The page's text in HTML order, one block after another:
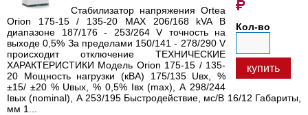
Кол-во
купить
Стабилизатор напряжения Ortea
Orion 175-15 / 135-20 MAX 206/168 kVA В
диапазоне 187/176 - 253/264 V точность на
выходе 0,5% За пределами 150/141 - 278/290 V
происходит отключение ТЕХНИЧЕСКИЕ
ХАРАКТЕРИСТИКИ Модель Orion 175-15 / 135-
20 Мощность нагрузки (кВА) 175/135 Uвх, %
±15/ ±20 % Uвых, % 0,5% Iвх (max), А 298/244
Iвых (nominal), А 253/195 Быстродействие, мс/В 16/12 Габариты,
мм 1...